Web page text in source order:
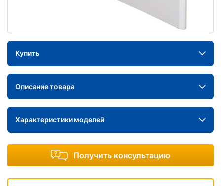
Купить
Описание товара
Характеристики моделей
Получить консультацию